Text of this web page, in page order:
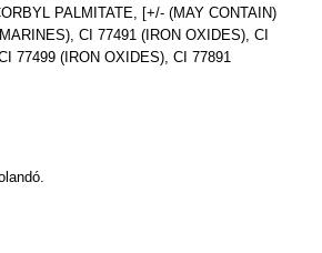
PALMITATE, [+/- (MAY CONTAIN)
CI 77491 (IRON OXIDES), CI
77499 (IRON OXIDES), CI 77891